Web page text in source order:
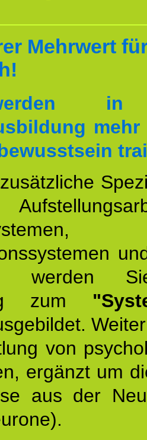
Mehrwert
in
werden
zum
von
ergänzt um
aus der